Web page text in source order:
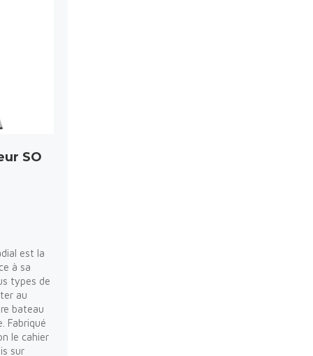
SO
est la
à sa
types de
au
bateau
Fabriqué
le cahier
sur